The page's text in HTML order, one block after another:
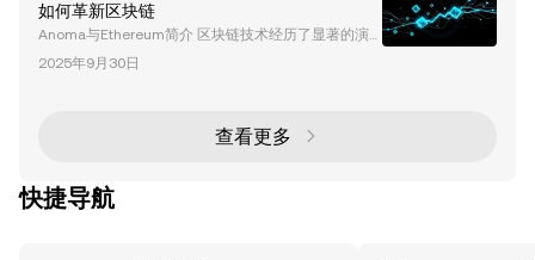
如何革新区块链
Anoma与Ethereum简介 区块链技术经历了显著的演
变，以Ethereum为代表的平台推动了去中心化应用
（dApps）和智能合约的发展。然而，随着生态系统的
了一种革命性的以意图为中心的模型，旨在解决这些问
题并重新定义区块链交互方式。本文将深入探讨Anom
2025年9月30日
查看更多
快捷导航